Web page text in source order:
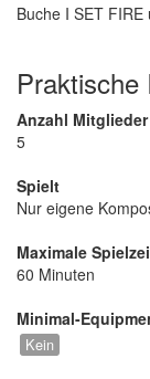
Buche I SET
Praktische
Anzahl Mitglieder
5
Spielt
Nur eigene
Maximale
60 Minuten
Minimal-
Kein